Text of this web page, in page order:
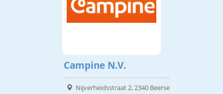
Campine N.V.
Nijverheidsstraat 2, 2340 Beerse